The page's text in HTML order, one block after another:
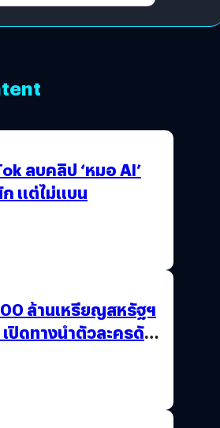
ลบคลิป ‘หมอ AI’
แต่ไม่แบน
ล้านเหรียญสหรัฐฯ
ปิดทางนำตัวละครดัง